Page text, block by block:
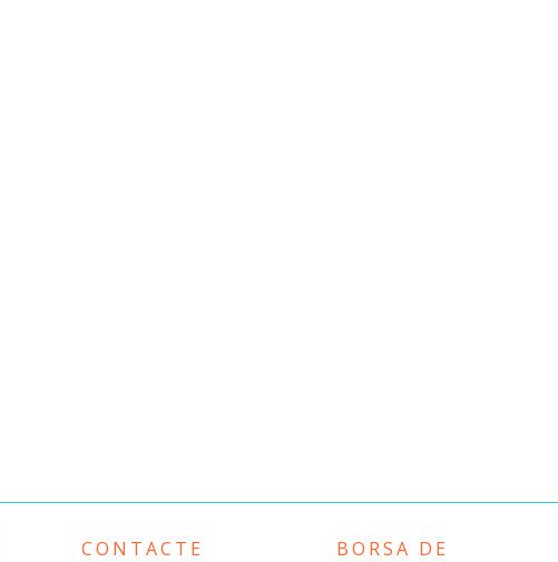
CONTACTE
BORSA DE